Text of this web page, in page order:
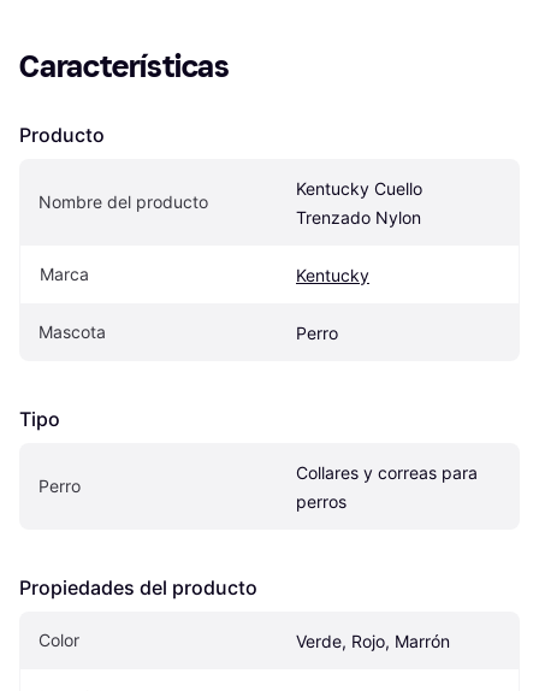
Características
Producto
Nombre del producto
Kentucky Cuello
Trenzado Nylon
Marca Kentucky
Mascota Perro
Tipo
Perro
Collares y correas para
perros
Propiedades del producto
Color Verde, Rojo, Marrón